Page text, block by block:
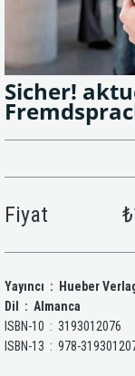
Sicher!
Fiyat
Yayıncı ‏ : ‎ Hueber
Dil ‏ : ‎ Almanca
ISBN-10 ‏ : ‎ 3193012076
ISBN-13 ‏ : ‎ 978-